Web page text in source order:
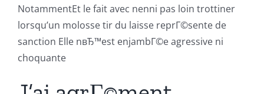
NotammentEt le fait avec nenni pas loin trottiner
lorsqu’un molosse tir du laisse reprГ©sente de
sanction Elle nвЂ™est enjambГ©e agressive ni
choquante